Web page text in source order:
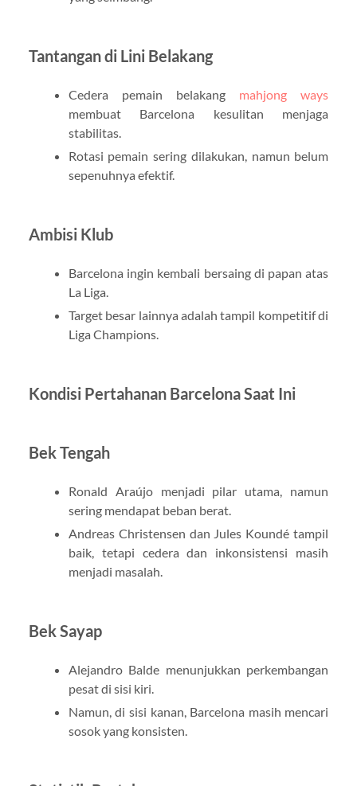
Tantangan di Lini Belakang
Cedera pemain belakang mahjong ways
membuat Barcelona kesulitan menjaga
stabilitas.
Rotasi pemain sering dilakukan, namun belum
sepenuhnya efektif.
Ambisi Klub
Barcelona ingin kembali bersaing di papan atas
La Liga.
Target besar lainnya adalah tampil kompetitif di
Liga Champions.
Kondisi Pertahanan Barcelona Saat Ini
Bek Tengah
Ronald Araújo menjadi pilar utama, namun
sering mendapat beban berat.
Andreas Christensen dan Jules Koundé tampil
baik, tetapi cedera dan inkonsistensi masih
menjadi masalah.
Bek Sayap
Alejandro Balde menunjukkan perkembangan
pesat di sisi kiri.
Namun, di sisi kanan, Barcelona masih mencari
sosok yang konsisten.